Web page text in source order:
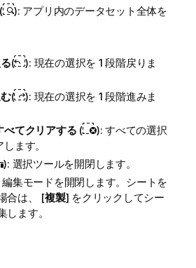
): アプリ内のデータセット全体を
(
): 現在の選択を 1 段階戻りま
(
): 現在の選択を 1 段階進みま
べてクリアする (
): すべての選択
ます。
): 選択ツールを開閉します。
編集モードを開閉します。シートを
合は、 [複製] をクリックしてシー
します。